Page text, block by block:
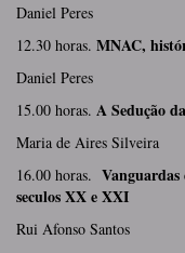
Daniel Peres
12.30 horas. MNAC,
Daniel Peres
15.00 horas. A Sedução
Maria de Aires Silveira
16.00 horas.
seculos XX e XXI
Rui Afonso Santos